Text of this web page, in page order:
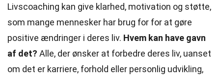
Livscoaching kan give klarhed, motivation og støtte,
som mange mennesker har brug for for at gøre
positive ændringer i deres liv. Hvem kan have gavn
af det? Alle, der ønsker at forbedre deres liv, uanset
om det er karriere, forhold eller personlig udvikling,